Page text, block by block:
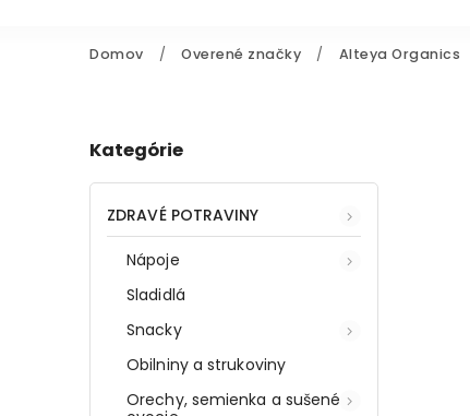
Domov / Overené značky / Alteya Organics
Kategórie
ZDRAVÉ POTRAVINY
Nápoje
Sladidlá
Snacky
Obilniny a strukoviny
Orechy, semienka a sušené